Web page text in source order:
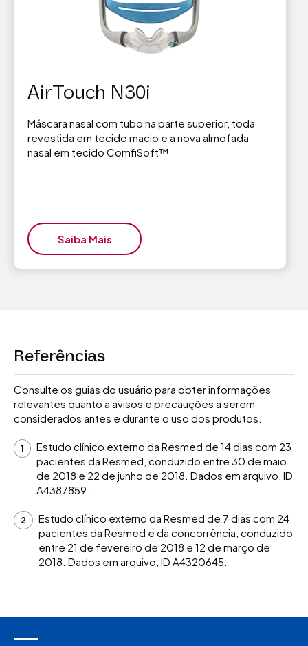
AirTouch N30i
Máscara nasal com tubo na parte superior, toda
revestida em tecido macio e a nova almofada
nasal em tecido ComfiSoft™
Saiba Mais
Referências
Consulte os guias do usuário para obter informações
relevantes quanto a avisos e precauções a serem
considerados antes e durante o uso dos produtos.
Estudo clínico externo da Resmed de 14 dias com 23
pacientes da Resmed, conduzido entre 30 de maio
de 2018 e 22 de junho de 2018. Dados em arquivo, ID
A4387859.
Estudo clínico externo da Resmed de 7 dias com 24
pacientes da Resmed e da concorrência, conduzido
entre 21 de fevereiro de 2018 e 12 de março de
2018. Dados em arquivo, ID A4320645.